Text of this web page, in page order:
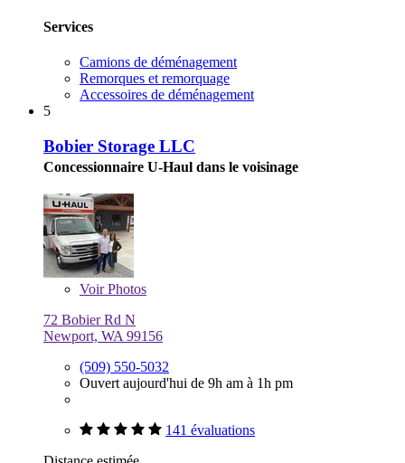
Services
Camions de déménagement
Remorques et remorquage
Accessoires de déménagement
5
Bobier Storage LLC
Concessionnaire U-Haul dans le voisinage
VoirPhotos
72 Bobier Rd N
Newport, WA 99156
(509) 550-5032
Ouvert aujourd'hui de 9h am à 1h pm
141 évaluations